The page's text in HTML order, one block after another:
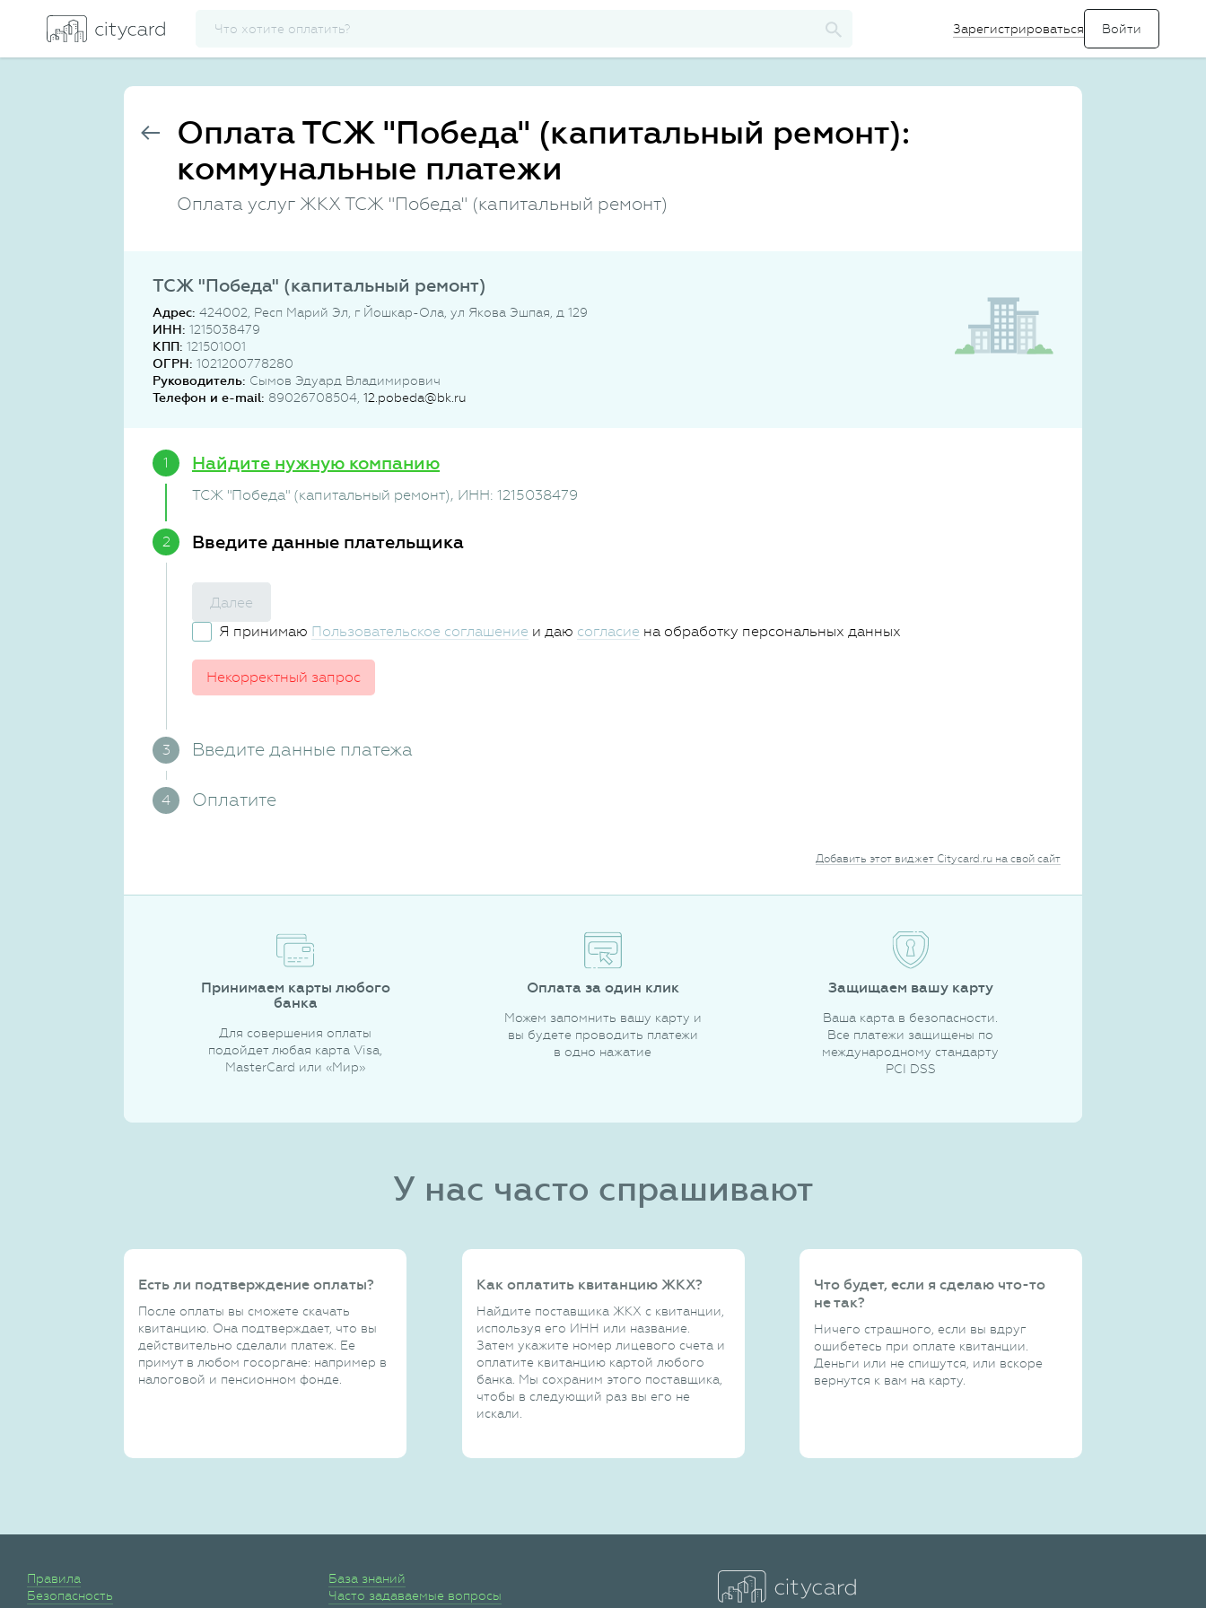
Зарегистрироваться
Оплата ТСЖ "Победа" (капитальный ремонт):
коммунальные платежи
Оплата услуг ЖКХ ТСЖ "Победа" (капитальный ремонт)
ТСЖ "Победа" (капитальный ремонт)
Адрес: 424002, Респ Марий Эл, г Йошкар-Ола, ул Якова Эшпая, д 129
ИНН: 1215038479
КПП: 121501001
ОГРН: 1021200778280
Руководитель: Сымов Эдуард Владимирович
Телефон и e-mail: 89026708504, 12.pobeda@bk.ru
Найдите нужную компанию
ТСЖ "Победа" (капитальный ремонт), ИНН: 1215038479
Введите данные плательщика
Далее
Я принимаю Пользовательское соглашение и даю согласие на обработку персональных данных
Некорректный запрос
Введите данные платежа
Оплатите
Добавить этот виджет Citycard.ru на свой сайт
Принимаем карты любого
банка
Для совершения оплаты
подойдет любая карта Visa,
MasterCard или «Мир»
Оплата за один клик
Можем запомнить вашу карту и
вы будете проводить платежи
в одно нажатие
Защищаем вашу карту
Ваша карта в безопасности.
Все платежи защищены по
международному стандарту
PCI DSS
У нас часто спрашивают
Есть ли подтверждение оплаты?
После оплаты вы сможете скачать
квитанцию. Она подтверждает, что вы
действительно сделали платеж. Ее
примут в любом госоргане: например в
налоговой и пенсионном фонде.
Как оплатить квитанцию ЖКХ?
Найдите поставщика ЖКХ с квитанции,
используя его ИНН или название.
Затем укажите номер лицевого счета и
оплатите квитанцию картой любого
банка. Мы сохраним этого поставщика,
чтобы в следующий раз вы его не
искали.
Что будет, если я сделаю что-то
не так?
Ничего страшного, если вы вдруг
ошибетесь при оплате квитанции.
Деньги или не спишутся, или вскоре
вернутся к вам на карту.
Правила
Безопасность
База знаний
Часто задаваемые вопросы